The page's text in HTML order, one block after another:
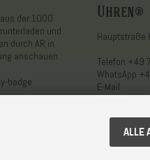
der 1000
und
durch AR in
anschauen
Uhren®
Hauptstraße
Telefon +49
WhatsApp
E-Mail
ALLE